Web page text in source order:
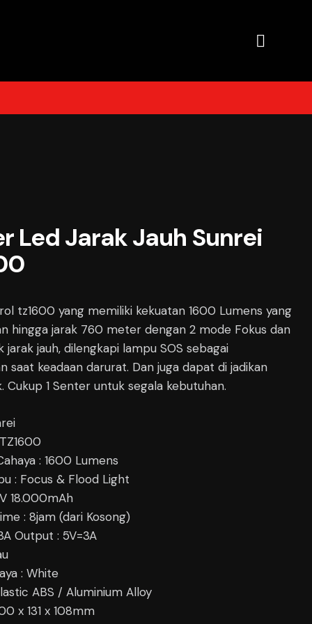
Led Jarak Jauh Sunrei
tz1600 yang memiliki kekuatan 1600 Lumens yang
hingga jarak 760 meter dengan 2 mode Fokus dan
jarak jauh, dilengkapi lampu SOS sebagai
saat keadaan darurat. Dan juga dapat di jadikan
Cukup 1 Senter untuk segala kebutuhan.
: 1600 Lumens
: Focus & Flood Light
18.000mAh
: 8jam (dari Kosong)
Output : 5V=3A
: White
ABS / Aluminium Alloy
x 131 x 108mm